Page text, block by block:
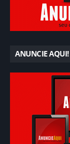
ANUNCIE AQUI!